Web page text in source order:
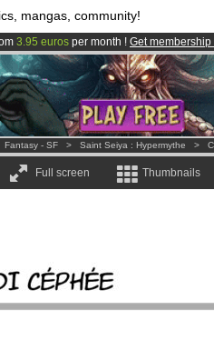
mangas, community!
3.95 euros per month ! Get membership
LIVE!.
and 1000 comics & mangas!.
Fantasy - SF > Saint Seiya : Hypermythe >
Full screen Thumbnails